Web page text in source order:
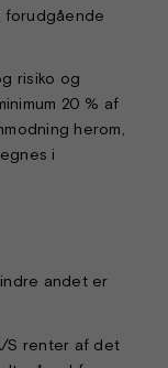
forudgående
risiko og
20 % af
herom,
i
andet er
S renter af det